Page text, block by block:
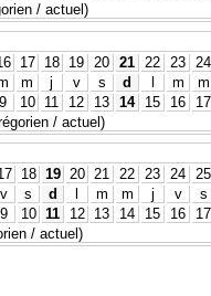
/ actuel)
17 18 19 20 21 22 23 24
m j v s d l m m
9 10 11 12 13 14 15 16 17
/ actuel)
18 19 20 21 22 23 24 25
v s d l m m j v s
9 10 11 12 13 14 15 16 17
/ actuel)